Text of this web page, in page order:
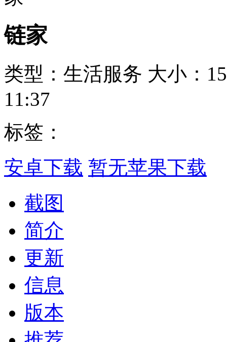
链家
类型：生活服务 大小：
11:37
标签：
安卓下载 暂无苹果下载
截图
简介
更新
信息
版本